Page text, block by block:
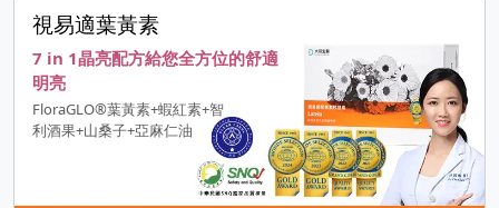
視易適葉黃素
7 in 1晶亮配方給您全方位的舒適
明亮
FloraGLO®葉黃素+蝦紅素+智
利酒果+山桑子+亞麻仁油